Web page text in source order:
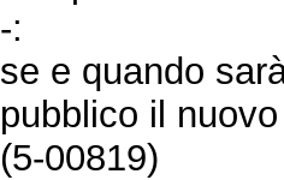
-:
se e quando
pubblico il
(5-00819)